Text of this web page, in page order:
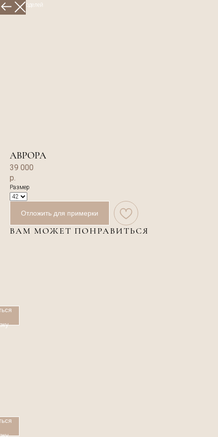
Больше моделей
АВРОРА
39 000
р.
Размер
Отложить для примерки
ВАМ МОЖЕТ ПОНРАВИТЬСЯ